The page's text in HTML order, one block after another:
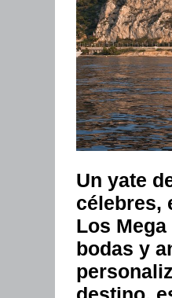
Un yate
célebres,
Los
bodas y